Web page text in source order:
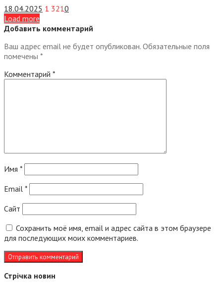
18.04.2025 1 3210
Load more
Добавить комментарий
Ваш адрес email не будет опубликован. Обязательные поля
помечены *
Комментарий *
Имя *
Email *
Сайт
Сохранить моё имя, email и адрес сайта в этом браузере
для последующих моих комментариев.
Стрічка новин